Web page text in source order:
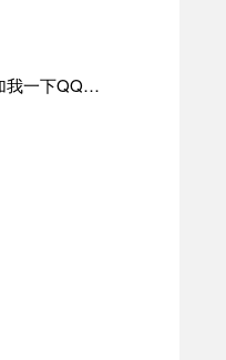
可以的，已经重置密码，可以加我一下QQ，留言后我就发密码给你。